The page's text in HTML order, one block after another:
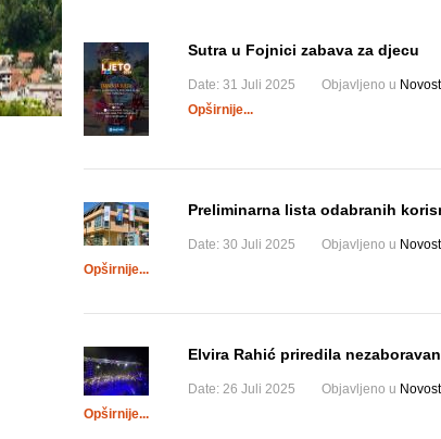
Sutra u Fojnici zabava za djecu
Date: 31 Juli 2025 Objavljeno u
Opširnije...
Preliminarna lista odabranih
Date: 30 Juli 2025 Objavljeno u
Opširnije...
Elvira Rahić priredila
Date: 26 Juli 2025 Objavljeno u
Opširnije...